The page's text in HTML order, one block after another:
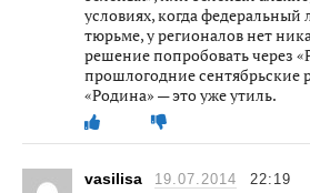
условиях, когда
тюрьме, у регионалов нет
решение попробовать через
прошлогодние сентябрьские
«Родина» — это уже утиль.
vasilisa 19.07.2014 22:19